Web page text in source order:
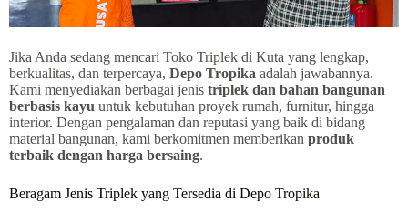
Jika Anda sedang mencari Toko Triplek di Kuta yang lengkap,
berkualitas, dan terpercaya, Depo Tropika adalah jawabannya.
Kami menyediakan berbagai jenis triplek dan bahan bangunan
berbasis kayu untuk kebutuhan proyek rumah, furnitur, hingga
interior. Dengan pengalaman dan reputasi yang baik di bidang
material bangunan, kami berkomitmen memberikan produk
terbaik dengan harga bersaing.
Beragam Jenis Triplek yang Tersedia di Depo Tropika